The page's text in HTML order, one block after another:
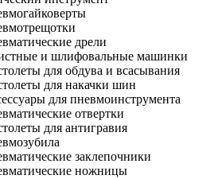
дрели
и шлифовальные машинки
для обдува и всасывания
для накачки шин
для пневмоинструмента
отвертки
для антигравия
заклепочники
ножницы